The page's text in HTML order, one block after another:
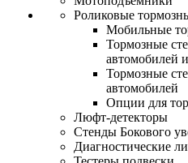
Роликовые
Мобильные
Тормозные
автомобилей
Тормозные
автомобилей
Опции для
Люфт-детекторы
Стенды Бокового
Диагностические